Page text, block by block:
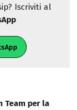
Iscriviti al
Team per la